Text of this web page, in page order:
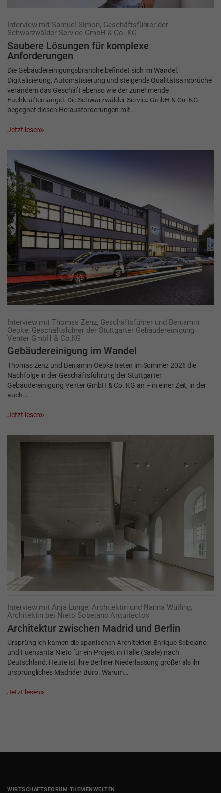
Interview mit Samuel Simon, Geschäftsführer der
Schwarzwälder Service GmbH & Co. KG
Saubere Lösungen für komplexe
Anforderungen
Die Gebäudereinigungsbranche befindet sich im Wandel.
Digitalisierung, Automatisierung und steigende Qualitätsansprüche
verändern das Geschäft ebenso wie der zunehmende
Fachkräftemangel. Die Schwarzwälder Service GmbH & Co. KG
begegnet diesen Herausforderungen mit…
Jetzt lesen
Interview mit Thomas Zenz, Geschäftsführer und Benjamin
Oepke, Geschäftsführer der Stuttgarter Gebäudereinigung
Venter GmbH & Co.KG
Gebäudereinigung im Wandel
Thomas Zenz und Benjamin Oepke treten im Sommer 2026 die
Nachfolge in der Geschäftsführung der Stuttgarter
Gebäudereinigung Venter GmbH & Co. KG an – in einer Zeit, in der
auch…
Jetzt lesen
Interview mit Anja Lunge, Architektin und Nanna Wülfing,
Architektin bei Nieto Sobejano Arquitectos
Architektur zwischen Madrid und ­Berlin
Ursprünglich kamen die spanischen Architekten Enrique Sobejano
und Fuensanta Nieto für ein Projekt in Halle (Saale) nach
Deutschland: Heute ist ihre Berliner Niederlassung größer als ihr
ursprüngliches Madrider Büro. Warum…
Jetzt lesen
WIRTSCHAFTSFORUM THEMENWELTEN